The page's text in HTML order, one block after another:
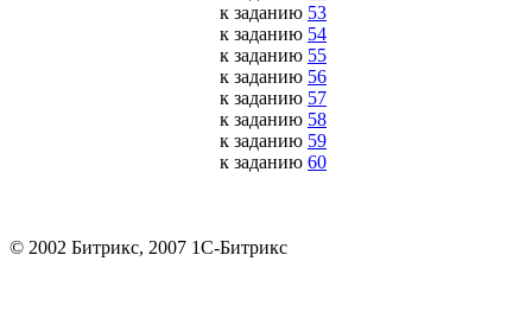
к заданию 53
к заданию 54
к заданию 55
к заданию 56
к заданию 57
к заданию 58
к заданию 59
к заданию 60
© 2002 Битрикс, 2007 1С-Битрикс